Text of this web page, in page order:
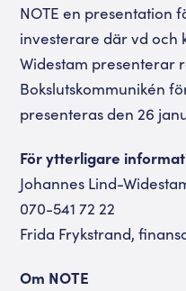
NOTE en presentation
investerare där vd och
Widestam presenterar
Bokslutskommunikén
presenteras den 26
För ytterligare
Johannes Lind-
070-541 72 22
Frida Frykstrand,
Om NOTE